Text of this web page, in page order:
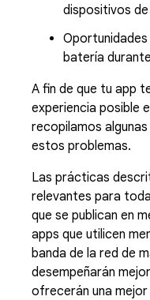
dispositivos
batería
A fin de que tu app
experiencia posible
recopilamos
estos problemas.
Las prácticas
relevantes para
que se publican en
apps que utilicen
banda de la red de
desempeñarán
ofrecerán una